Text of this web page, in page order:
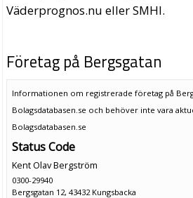
Väderprognos.nu eller SMHI.
Företag på Bergsgatan
Informationen om registrerade företag på
Bolagsdatabasen.se och behöver inte vara
Bolagsdatabasen.se
Status Code
Kent Olav Bergström
0300-29940
Bergsgatan 12, 43432 Kungsbacka